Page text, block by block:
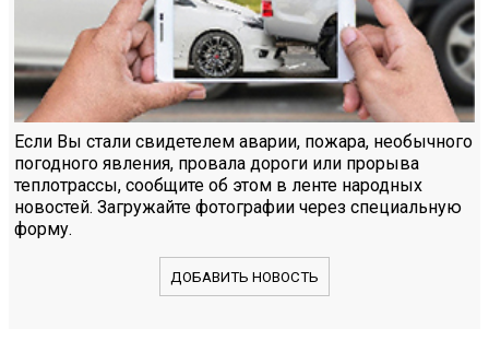
Если Вы стали свидетелем аварии, пожара, необычного
погодного явления, провала дороги или прорыва
теплотрассы, сообщите об этом в ленте народных
новостей. Загружайте фотографии через специальную
форму.
ДОБАВИТЬ НОВОСТЬ